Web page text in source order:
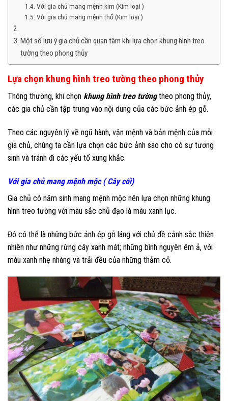
Với gia chủ mang mệnh kim (Kim loại )
Với gia chủ mang mệnh thổ (Kim loại )
Một số lưu ý gia chủ cần quan tâm khi lựa chọn khung hình treo
tường theo phong thủy
Lựa chọn khung hình treo tường theo phong thủy
Thông thường, khi chọn khung hình treo tườngtheo phong thủy,
các gia chủ cần tập trung vào nội dung của các bức ảnh ép gỗ.
Theo các nguyên lý về ngũ hành, vận mệnh và bản mệnh của mỗi
gia chủ, chúng ta cần lựa chọn các bức ảnh sao cho có sự tương
sinh và tránh đi các yếu tố xung khắc.
Với gia chủ mang mệnh mộc ( Cây cối)
Gia chủ có năm sinh mang mệnh mộc nên lựa chọn những khung
hình treo tường với màu sắc chủ đạo là màu xanh lục.
Đó có thể là những bức ảnh ép gỗ láng với chủ đề cảnh sắc thiên
nhiên như những rừng cây xanh mát; những bình nguyên êm ả, với
màu xanh nhẹ nhàng và trải đều của những thảm cỏ.